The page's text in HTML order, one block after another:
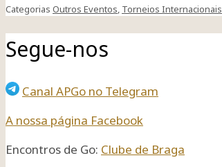
Categorias Outros Eventos, Torneios Internacionais
Segue-nos
Canal APGo no Telegram
A nossa página Facebook
Encontros de Go: Clube de Braga